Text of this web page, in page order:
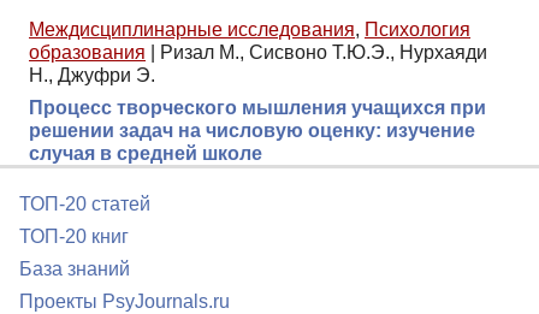
Междисциплинарные исследования, Психология
образования
Ризал М., Сисвоно Т.Ю.Э., Нурхаяди
Н., Джуфри Э.
Процесс творческого мышления учащихся при
решении задач на числовую оценку: изучение
случая в средней школе
ТОП-20 статей
ТОП-20 книг
База знаний
Проекты PsyJournals.ru